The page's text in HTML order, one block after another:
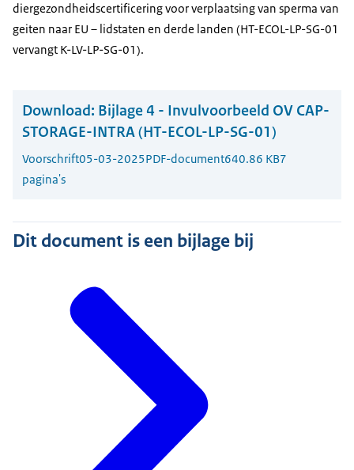
diergezondheidscertificering voor verplaatsing van sperma van
geiten naar EU – lidstaten en derde landen (HT-ECOL-LP-SG-01
vervangt K-LV-LP-SG-01).
Download: Bijlage 4 - Invulvoorbeeld OV CAP-
STORAGE-INTRA (HT-ECOL-LP-SG-01)
Voorschrift05-03-2025PDF-document640.86 KB7
pagina's
Dit document is een bijlage bij